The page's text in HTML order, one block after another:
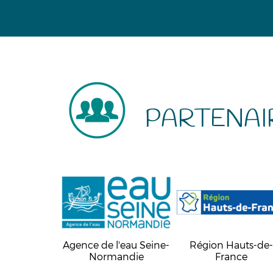
Agence de l'eau Seine-
Normandie
Région Hauts-de-
France